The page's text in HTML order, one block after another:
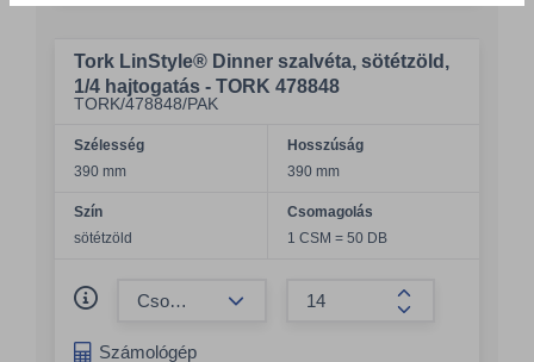
Tork LinStyle® Dinner szalvéta, sötétzöld,
1/4 hajtogatás - TORK 478848
TORK/478848/PAK
Szélesség
390 mm
Hosszúság
390 mm
Szín
sötétzöld
Csomagolás
1 CSM = 50 DB
Összeg
Számológép